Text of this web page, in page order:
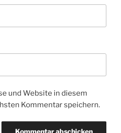
und Website in diesem
Kommentar speichern.